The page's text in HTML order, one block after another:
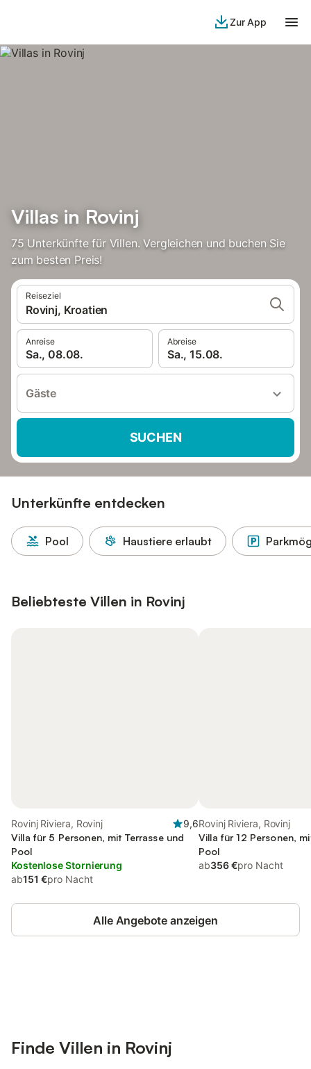
Zur App
Villas in Rovinj
75 Unterkünfte für Villen. Vergleichen und buchen Sie
zum besten Preis!
Reiseziel
Rovinj, Kroatien
Anreise
Sa., 08.08.
Abreise
Sa., 15.08.
Gäste
SUCHEN
Unterkünfte entdecken
Pool Haustiere erlaubt
Beliebteste Villen in Rovinj
Rovinj Riviera, Rovinj
9,6
Villa für 5 Personen, mit Terrasse und
Pool
Kostenlose Stornierung
ab151 €pro Nacht
Rovinj Riviera, Rovinj
Villa für 12 Personen,
Pool
ab356 €pro Nacht
Alle Angebote anzeigen
Finde Villen in Rovinj